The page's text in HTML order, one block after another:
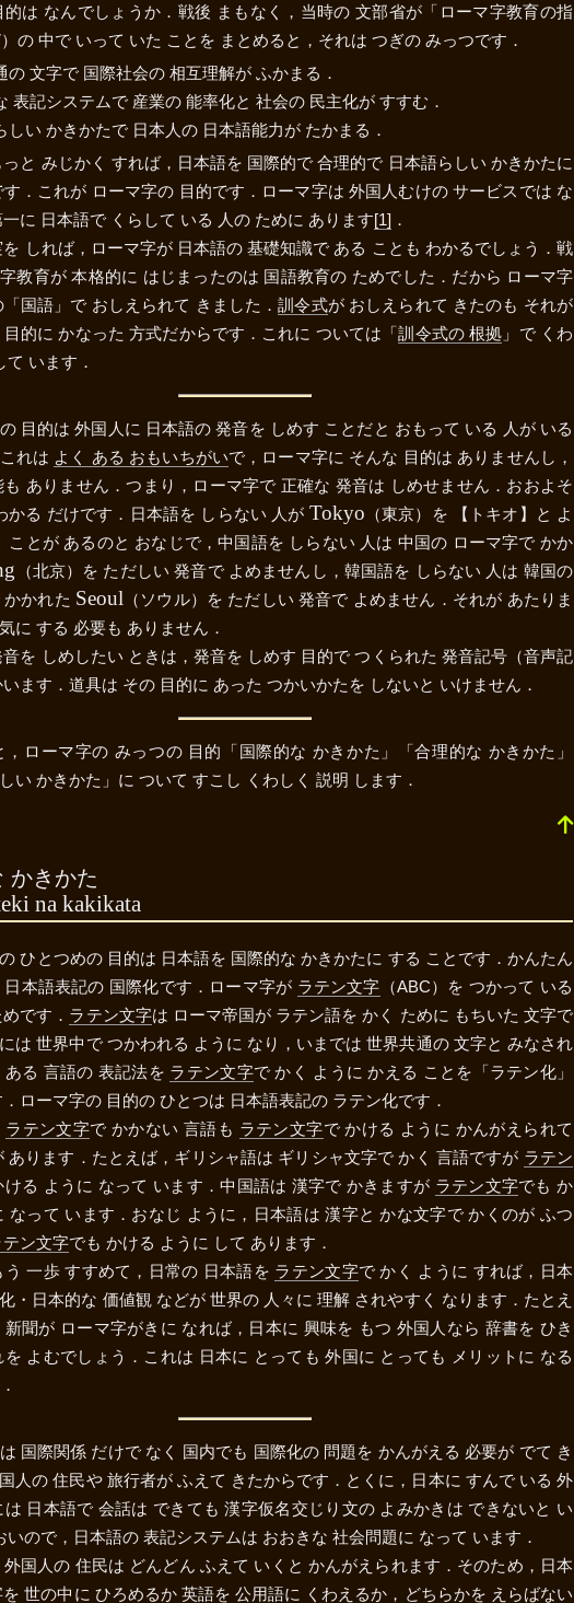
的は なんでしょうか．戦後 まもなく，当時の 文部省が「ローマ字教育の指
の 中で いって いた ことを まとめると，それは つぎの みっつです．
の 文字で 国際社会の 相互理解が ふかまる．
表記システムで 産業の 能率化と 社会の 民主化が すすむ．
しい かきかたで 日本人の 日本語能力が たかまる．
と みじかく すれば，日本語を 国際的で 合理的で 日本語らしい かきかたに
．これが ローマ字の 目的です．ローマ字は 外国人むけの サービスでは な
に 日本語で くらして いる 人の ために あります[1] ．
しれば，ローマ字が 日本語の 基礎知識で ある ことも わかるでしょう．戦
教育が 本格的に はじまったのは 国語教育の ためでした．だから ローマ字
国語」で おしえられて きました．訓令式が おしえられて きたのも それが
的に かなった 方式だからです．これに ついては「訓令式の 根拠 」で くわ
います．
目的は 外国人に 日本語の 発音を しめす ことだと おもって いる 人が いる
れは よく ある おもいちがいで，ローマ字に そんな 目的は ありませんし，
ありません．つまり，ローマ字で 正確な 発音は しめせません．おおよそ
かる だけです．日本語を しらない 人が Tokyo （東京）を 【トキオ】
と よ
ことが あるのと おなじで，中国語を しらない 人は 中国の ローマ字で かか
（北京）を ただしい 発音で よめませんし，韓国語を しらない 人は 韓国の
かれた Seoul （ ソウル）を ただしい 発音で よめません．それが あたりま
に する 必要も ありません．
を しめしたい ときは，発音を しめす 目的で つくられた 発音記号（音声記
ます．道具は その 目的に あった つかいかたを しないと いけません．
，ローマ字の みっつの 目的「国際的な かきかた」「合理的な かきかた」
い かきかた」に ついて すこし くわしく 説明 します．
かきかた
na kakikata
ひとつめの 目的は 日本語を 国際的な かきかたに する ことです．かんたん
本語表記の 国際化です．ローマ字が ラテン文字 （ABC）を つかって いる
です． ラテン文字は ローマ帝国が ラテン語を かく ために もちいた 文字で
は 世界中で つかわれる ように なり，いまでは 世界共通の 文字と みなされ
ある 言語の 表記法を ラテン文字で かく ように かえる ことを「ラテン化」
ローマ字の 目的の ひとつは 日本語表記の ラテン化です．
ラテン文字で かかない 言語も ラテン文字で かける ように かんがえられて
あります．たとえば，ギリシャ語は ギリシャ文字で かく 言語ですが ラテン
ける ように なって います．中国語は 漢字で かきますが ラテン文字でも か
なって います．おなじ ように，日本語は 漢字と かな文字で かくのが ふつ
テン文字でも かける ように して あります．
う 一歩 すすめて，日常の 日本語を ラテン文字で かく ように すれば，日本
・日本的な 価値観 などが 世界の 人々に 理解 されやすく なります．たとえ
聞が ローマ字がきに なれば，日本に 興味を もつ 外国人なら 辞書を ひき
を よむでしょう．これは 日本に とっても 外国に とっても メリットに なる
．
国際関係 だけで なく 国内でも 国際化の 問題を かんがえる 必要が でて き
人の 住民や 旅行者が ふえて きたからです．とくに，日本に すんで いる 外
は 日本語で 会話は できても 漢字仮名交じり文の よみかきは できないと い
いので，日本語の 表記システムは おおきな 社会問題に なって います．
国人の 住民は どんどん ふえて いくと かんがえられます．そのため，日本
世の中に ひろめるか 英語を 公用語に くわえるか，どちらかを えらばない